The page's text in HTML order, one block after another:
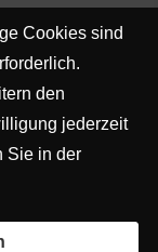
Cookies sind
den
jederzeit
Sie in der